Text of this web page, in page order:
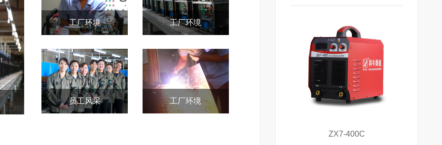
工厂环境 工厂环境
员工风采 工厂环境
ZX7-400C